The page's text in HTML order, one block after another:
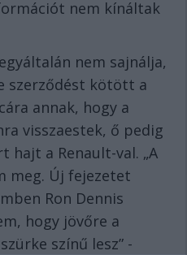
nem kínáltak
nem sajnálja,
szerződést kötött a
annak, hogy a
visszaestek, ő pedig
hajt a Renault-val. „A
meg. Új fejezetet
Ron Dennis
hogy jövőre a
színű lesz” -